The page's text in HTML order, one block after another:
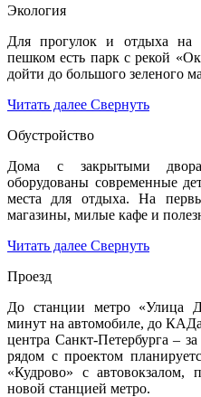
Экология
Для прогулок и отдыха на
пешком есть парк с рекой
дойти до большого зеленого
Читать далее Свернуть
Обустройство
Дома с закрытыми
оборудованы современные
места для отдыха. На
магазины, милые кафе и
Читать далее Свернуть
Проезд
До станции метро «Улица
минут на автомобиле, до
центра Санкт-Петербурга –
рядом с проектом
«Кудрово» с автовокзалом,
новой станцией метро.